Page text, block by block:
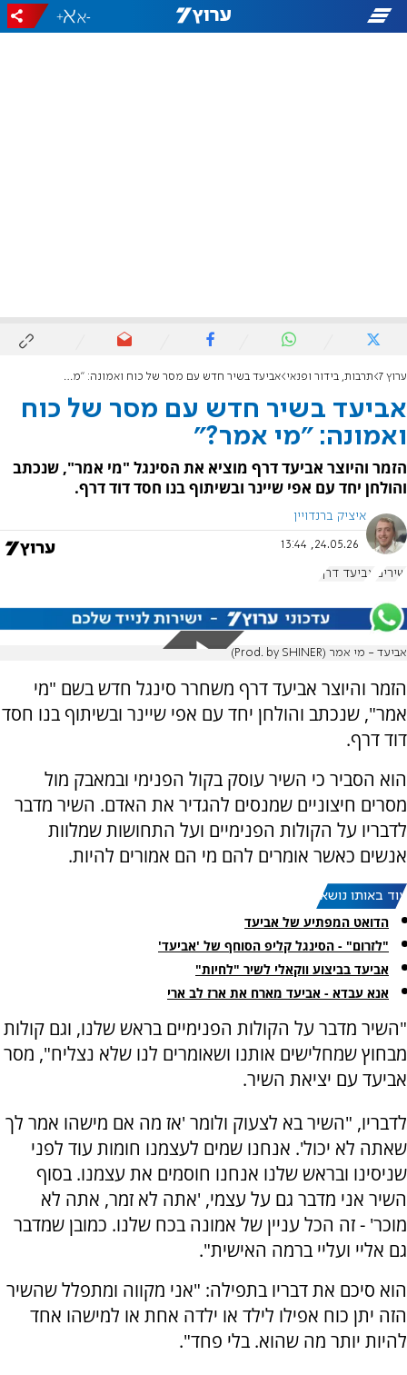
-
+
ערוץ 7 תרבות, בידור ופנאי אביעד בשיר חדש עם מסר של כוח ואמונה: "מי אמר?"
אביעד בשיר חדש עם מסר של כוח
ואמונה: "מי אמר?"
הזמר והיוצר אביעד דרף מוציא את הסינגל "מי אמר", שנכתב
והולחן יחד עם אפי שיינר ובשיתוף בנו חסד דוד דרף.
איציק ברנדויין
24.05.26, 13:44
שירים אביעד דרף
אביעד - מי אמר (Prod. by SHINER)
הזמר והיוצר אביעד דרף משחרר סינגל חדש בשם "מי
אמר", שנכתב והולחן יחד עם אפי שיינר ובשיתוף בנו חסד
דוד דרף.
הוא הסביר כי השיר עוסק בקול הפנימי ובמאבק מול
מסרים חיצוניים שמנסים להגדיר את האדם. השיר מדבר
לדבריו על הקולות הפנימיים ועל התחושות שמלוות
אנשים כאשר אומרים להם מי הם אמורים להיות.
עוד באותו נושא:
הדואט המפתיע של אביעד
"לזרום" - הסינגל קליפ הסוחף של 'אביעד'
אביעד בביצוע ווקאלי לשיר "לחיות"
אנא עבדא - אביעד מארח את ארז לב ארי
"השיר מדבר על הקולות הפנימיים בראש שלנו, וגם קולות
מבחוץ שמחלישים אותנו ושאומרים לנו שלא נצליח", מסר
אביעד עם יציאת השיר.
לדבריו, "השיר בא לצעוק ולומר 'אז מה אם מישהו אמר לך
שאתה לא יכול'. אנחנו שמים לעצמנו חומות עוד לפני
שניסינו ובראש שלנו אנחנו חוסמים את עצמנו. בסוף
השיר אני מדבר גם על עצמי, 'אתה לא זמר, אתה לא
מוכר' - זה הכל עניין של אמונה בכח שלנו. כמובן שמדבר
גם אליי ועליי ברמה האישית".
הוא סיכם את דבריו בתפילה: "אני מקווה ומתפלל שהשיר
הזה יתן כוח אפילו לילד או ילדה אחת או למישהו אחד
להיות יותר מה שהוא. בלי פחד".